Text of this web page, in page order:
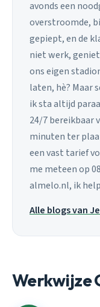
avonds een
overstroomde,
gepiept, en de
niet werk,
ons eigen
laten, hè? Maar
ik sta altijd
24/7 bereikbaar
minuten ter
een vast tarief
me meteen op
almelo.nl, ik
Alle blogs van
Werkwijze